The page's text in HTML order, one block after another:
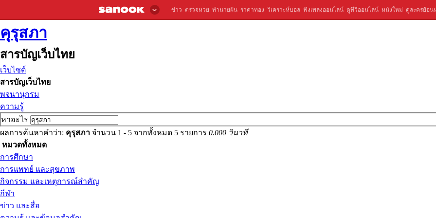
ข่าว ตรวจหวย ทำนายฝัน ราคาทอง วิเคราะห์บอล ฟังเพลงออนไลน์ ดูทีวีออนไลน์ หนังใหม่ ดูละครย้อน
คุรุสภา
สารบัญเว็บไทย
เว็บไซต์
สารบัญเว็บไทย
พจนานุกรม
ความรู้
หาอะไร
ผลการค้นหาคำว่า: คุรุสภา จำนวน 1 - 5 จากทั้งหมด 5 รายการ 0.000 วินาที
หมวดทั้งหมด
การศึกษา
การแพทย์ และสุขภาพ
กิจกรรม และเหตุการณ์สำคัญ
กีฬา
ข่าว และสื่อ